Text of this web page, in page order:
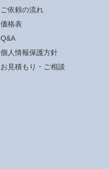
ご依頼の流れ
価格表
Q&A
個人情報保護方針
お見積もり・ご相談